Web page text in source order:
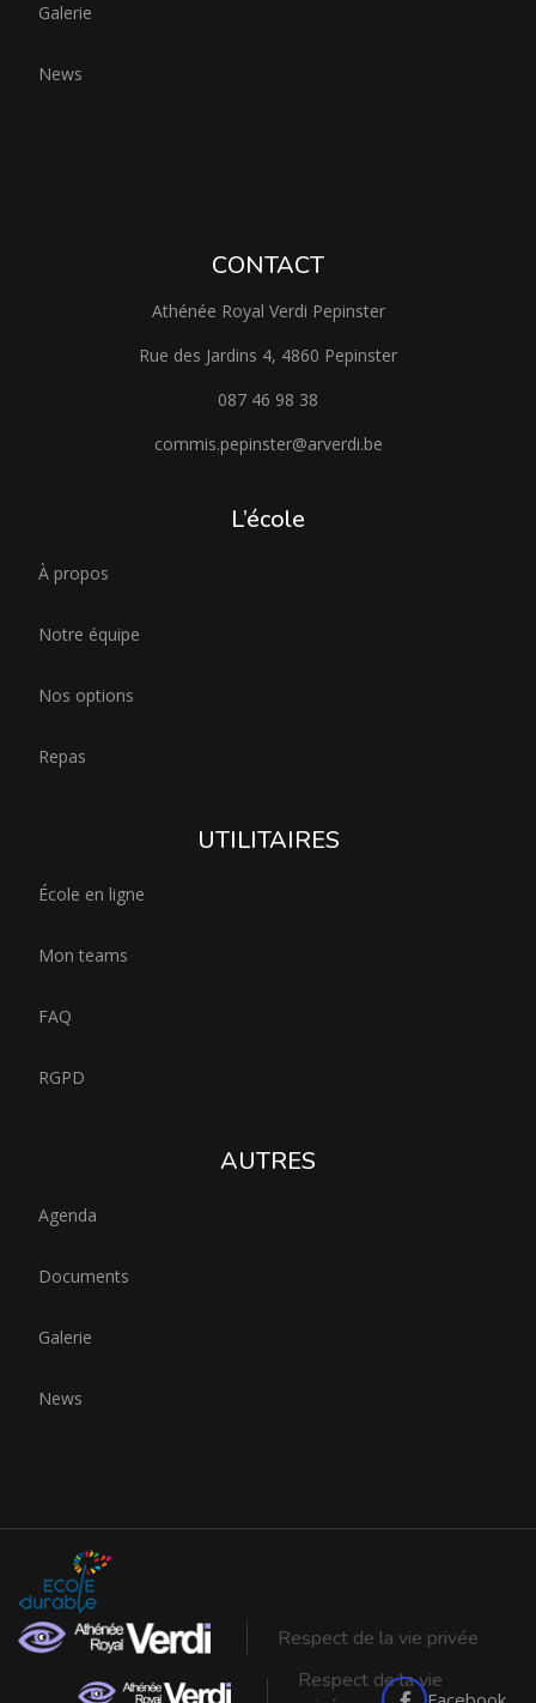
Galerie
News
CONTACT
Athénée Royal Verdi Pepinster
Rue des Jardins 4, 4860 Pepinster
087 46 98 38
commis.pepinster@arverdi.be
L’école
À propos
Notre équipe
Nos options
Repas
UTILITAIRES
École en ligne
Mon teams
FAQ
RGPD
AUTRES
Agenda
Documents
Galerie
News
Respect de la vie privée
Respect de la vie